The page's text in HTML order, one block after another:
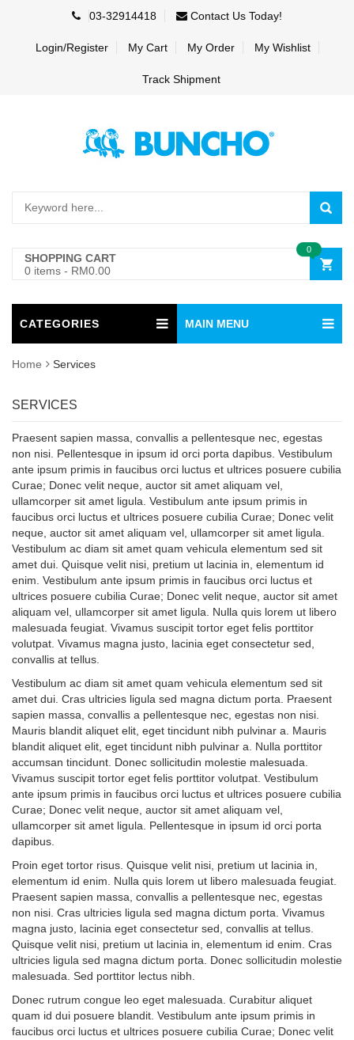
03-32914418 Contact Us Today!
Login/Register My Cart My Order My Wishlist
Track Shipment
SHOPPING CART
0 items - RM0.00
0
CATEGORIES MAIN MENU
Home Services
SERVICES
Praesent sapien massa, convallis a pellentesque nec, egestas
non nisi. Pellentesque in ipsum id orci porta dapibus. Vestibulum
ante ipsum primis in faucibus orci luctus et ultrices posuere cubilia
Curae; Donec velit neque, auctor sit amet aliquam vel,
ullamcorper sit amet ligula. Vestibulum ante ipsum primis in
faucibus orci luctus et ultrices posuere cubilia Curae; Donec velit
neque, auctor sit amet aliquam vel, ullamcorper sit amet ligula.
Vestibulum ac diam sit amet quam vehicula elementum sed sit
amet dui. Quisque velit nisi, pretium ut lacinia in, elementum id
enim. Vestibulum ante ipsum primis in faucibus orci luctus et
ultrices posuere cubilia Curae; Donec velit neque, auctor sit amet
aliquam vel, ullamcorper sit amet ligula. Nulla quis lorem ut libero
malesuada feugiat. Vivamus suscipit tortor eget felis porttitor
volutpat. Vivamus magna justo, lacinia eget consectetur sed,
convallis at tellus.
Vestibulum ac diam sit amet quam vehicula elementum sed sit
amet dui. Cras ultricies ligula sed magna dictum porta. Praesent
sapien massa, convallis a pellentesque nec, egestas non nisi.
Mauris blandit aliquet elit, eget tincidunt nibh pulvinar a. Mauris
blandit aliquet elit, eget tincidunt nibh pulvinar a. Nulla porttitor
accumsan tincidunt. Donec sollicitudin molestie malesuada.
Vivamus suscipit tortor eget felis porttitor volutpat. Vestibulum
ante ipsum primis in faucibus orci luctus et ultrices posuere cubilia
Curae; Donec velit neque, auctor sit amet aliquam vel,
ullamcorper sit amet ligula. Pellentesque in ipsum id orci porta
dapibus.
Proin eget tortor risus. Quisque velit nisi, pretium ut lacinia in,
elementum id enim. Nulla quis lorem ut libero malesuada feugiat.
Praesent sapien massa, convallis a pellentesque nec, egestas
non nisi. Cras ultricies ligula sed magna dictum porta. Vivamus
magna justo, lacinia eget consectetur sed, convallis at tellus.
Quisque velit nisi, pretium ut lacinia in, elementum id enim. Cras
ultricies ligula sed magna dictum porta. Donec sollicitudin molestie
malesuada. Sed porttitor lectus nibh.
Donec rutrum congue leo eget malesuada. Curabitur aliquet
quam id dui posuere blandit. Vestibulum ante ipsum primis in
faucibus orci luctus et ultrices posuere cubilia Curae; Donec velit